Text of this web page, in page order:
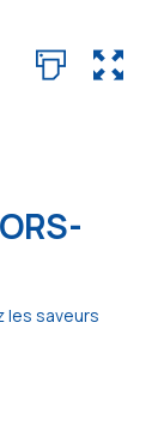
les saveurs